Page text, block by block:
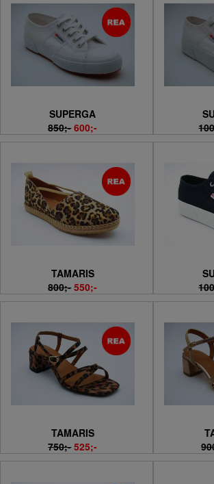
SUPERGA
850;- 600;-
TAMARIS
800;- 550;-
TAMARIS
750;- 525;-